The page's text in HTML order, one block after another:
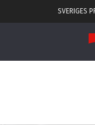
SVERIGES